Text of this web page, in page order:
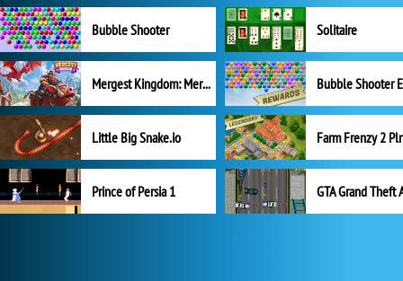
Bubble Shooter Solitaire
Mergest Kingdom: Merge Puzzle
Little Big Snake.io
Prince of Persia 1 GTA Grand Theft